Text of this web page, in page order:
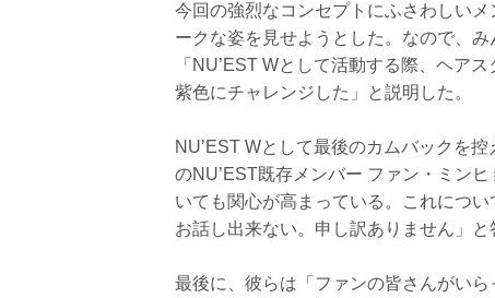
今回の強烈なコンセプトにふさわしい
ークな姿を見せようとした。なので、
「NU’EST Wとして活動する際、ヘア
紫色にチャレンジした」と説明した。
NU’EST Wとして最後のカムバックを
のNU’EST既存メンバー ファン・ミン
いても関心が高まっている。これにつ
お話し出来ない。申し訳ありません」と
最後に、彼らは「ファンの皆さんがい